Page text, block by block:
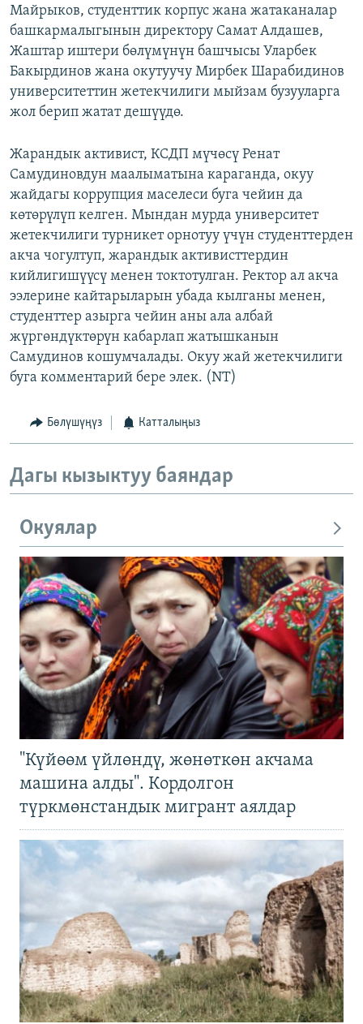
Майрыков, студенттик корпус жана жатаканалар
башкармалыгынын директору Самат Алдашев,
Жаштар иштери бөлүмүнүн башчысы Уларбек
Бакырдинов жана окутуучу Мирбек Шарабидинов
университеттин жетекчилиги мыйзам бузууларга
жол берип жатат дешүүдө.
Жарандык активист, КСДП мүчөсү Ренат
Самудиновдун маалыматына караганда, окуу
жайдагы коррупция маселеси буга чейин да
көтөрүлүп келген. Мындан мурда университет
жетекчилиги турникет орнотуу үчүн студенттерден
акча чогултуп, жарандык активисттердин
кийлигишүүсү менен токтотулган. Ректор ал акча
ээлерине кайтарыларын убада кылганы менен,
студенттер азырга чейин аны ала албай
жүргөндүктөрүн кабарлап жатышканын
Самудинов кошумчалады. Окуу жай жетекчилиги
буга комментарий бере элек. (NT)
Бөлүшүңүз Катталыңыз
Дагы кызыктуу баяндар
Окуялар
"Күйөөм үйлөндү, жөнөткөн акчама
машина алды". Кордолгон
түркмөнстандык мигрант аялдар